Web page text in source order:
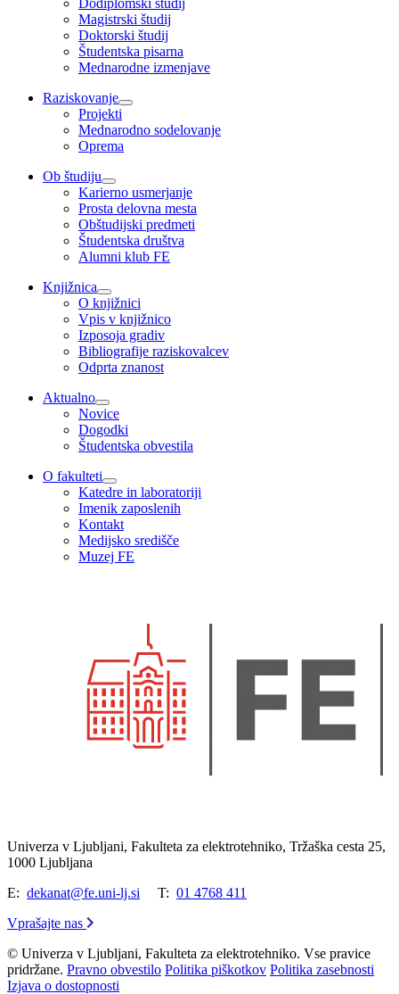
Dodiplomski študij
Magistrski študij
Doktorski študij
Študentska pisarna
Mednarodne izmenjave
Raziskovanje
Projekti
Mednarodno sodelovanje
Oprema
Ob študiju
Karierno usmerjanje
Prosta delovna mesta
Obštudijski predmeti
Študentska društva
Alumni klub FE
Knjižnica
O knjižnici
Vpis v knjižnico
Izposoja gradiv
Bibliografije raziskovalcev
Odprta znanost
Aktualno
Novice
Dogodki
Študentska obvestila
O fakulteti
Katedre in laboratoriji
Imenik zaposlenih
Kontakt
Medijsko središče
Muzej FE
Univerza v Ljubljani, Fakulteta za elektrotehniko, Tržaška cesta 25,
1000 Ljubljana
E: dekanat@fe.uni-lj.si T: 01 4768 411
Vprašajte nas
© Univerza v Ljubljani, Fakulteta za elektrotehniko. Vse pravice
pridržane. Pravno obvestilo Politika piškotkov Politika zasebnosti
Izjava o dostopnosti